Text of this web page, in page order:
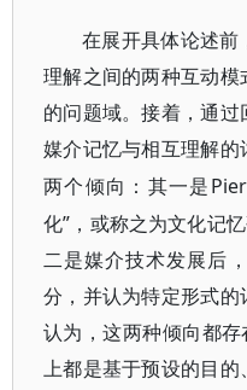
在展开具体论述前
理解之间的两种互动模
的问题域。接着，通
媒介记忆与相互理解的
两个倾向：其一是
化”，或称之为文化记
二是媒介技术发展后
分，并认为特定形式
认为，这两种倾向都
上都是基于预设的目